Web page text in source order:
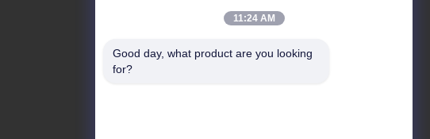
আমাদের ঠিকানা
11:24 AM
Good day, what product are you looking
for?